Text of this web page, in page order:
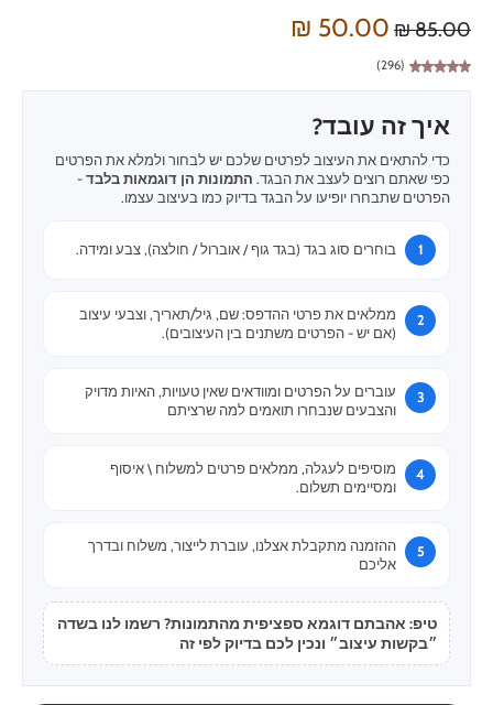
85.00 ₪
50.00 ₪
(296)
איך זה עובד?
כדי להתאים את העיצוב לפרטים שלכם יש לבחור ולמלא את הפרטים
כפי שאתם רוצים לעצב את הבגד. התמונות הן דוגמאות בלבד -
הפרטים שתבחרו יופיעו על הבגד בדיוק כמו בעיצוב עצמו.
בוחרים סוג בגד (בגד גוף / אוברול / חולצה), צבע ומידה.
ממלאים את פרטי ההדפס: שם, גיל/תאריך, וצבעי עיצוב
(אם יש - הפרטים משתנים בין העיצובים).
עוברים על הפרטים ומוודאים שאין טעויות, האיות מדויק
והצבעים שנבחרו תואמים למה שרציתם
מוסיפים לעגלה, ממלאים פרטים למשלוח \ איסוף
ומסיימים תשלום.
ההזמנה מתקבלת אצלנו, עוברת לייצור, משלוח ובדרך
אליכם
טיפ: אהבתם דוגמא ספציפית מהתמונות? רשמו לנו בשדה
״בקשות עיצוב״ ונכין לכם בדיוק לפי זה